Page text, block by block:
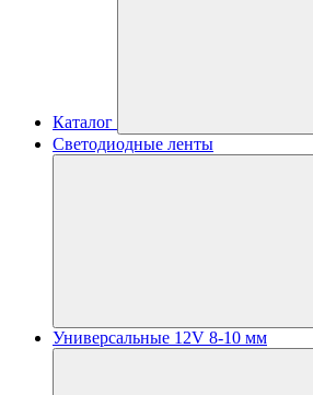
Каталог
Светодиодные ленты
Универсальные 12V 8-10 мм